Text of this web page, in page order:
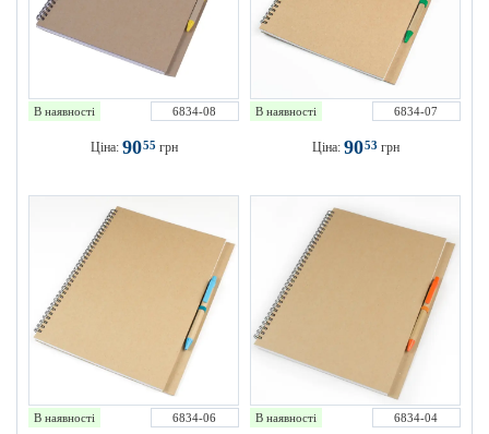
В наявності 6834-08
Ціна: 9055 грн
В наявності 6834-07
Ціна: 9053 грн
В наявності 6834-06 В наявності 6834-04